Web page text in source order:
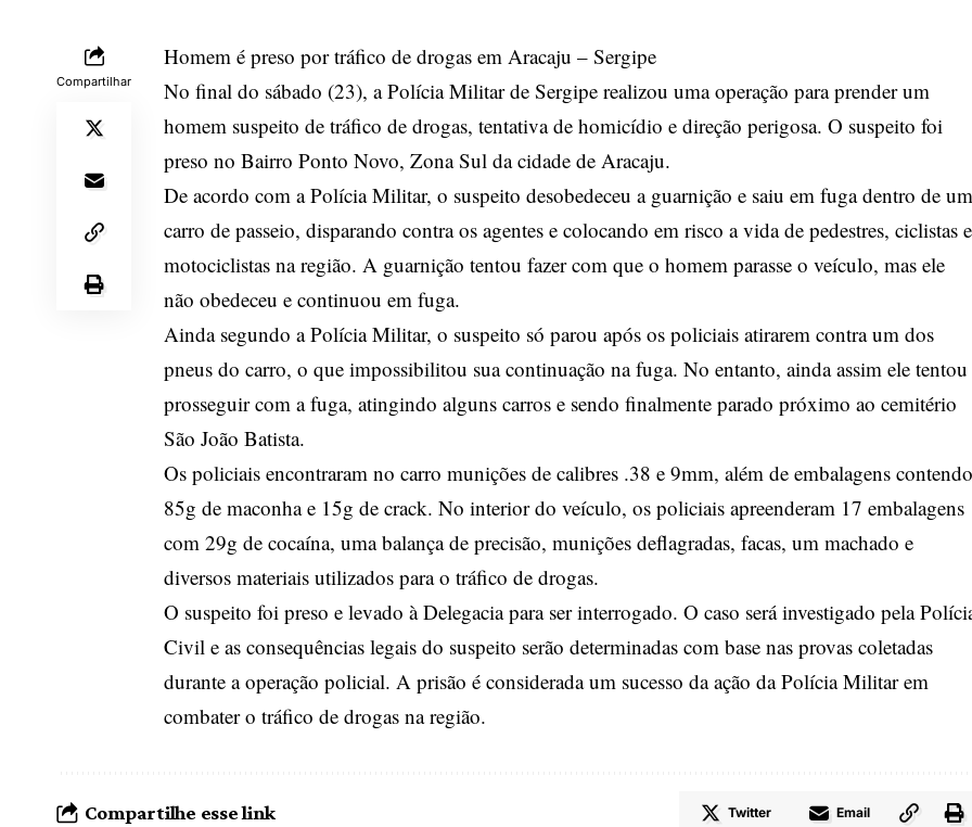
Compartilhar
Homem é preso por tráfico de drogas em Aracaju – Sergipe
No final do sábado (23), a Polícia Militar de Sergipe realizou uma operação para prender um
homem suspeito de tráfico de drogas, tentativa de homicídio e direção perigosa. O suspeito foi
preso no Bairro Ponto Novo, Zona Sul da cidade de Aracaju.
De acordo com a Polícia Militar, o suspeito desobedeceu a guarnição e saiu em fuga dentro de um
carro de passeio, disparando contra os agentes e colocando em risco a vida de pedestres, ciclistas e
motociclistas na região. A guarnição tentou fazer com que o homem parasse o veículo, mas ele
não obedeceu e continuou em fuga.
Ainda segundo a Polícia Militar, o suspeito só parou após os policiais atirarem contra um dos
pneus do carro, o que impossibilitou sua continuação na fuga. No entanto, ainda assim ele tentou
prosseguir com a fuga, atingindo alguns carros e sendo finalmente parado próximo ao cemitério
São João Batista.
Os policiais encontraram no carro munições de calibres .38 e 9mm, além de embalagens contendo
85g de maconha e 15g de crack. No interior do veículo, os policiais apreenderam 17 embalagens
com 29g de cocaína, uma balança de precisão, munições deflagradas, facas, um machado e
diversos materiais utilizados para o tráfico de drogas.
O suspeito foi preso e levado à Delegacia para ser interrogado. O caso será investigado pela
Civil e as consequências legais do suspeito serão determinadas com base nas provas coletadas
durante a operação policial. A prisão é considerada um sucesso da ação da Polícia Militar em
combater o tráfico de drogas na região.
Compartilhe esse link Twitter Email